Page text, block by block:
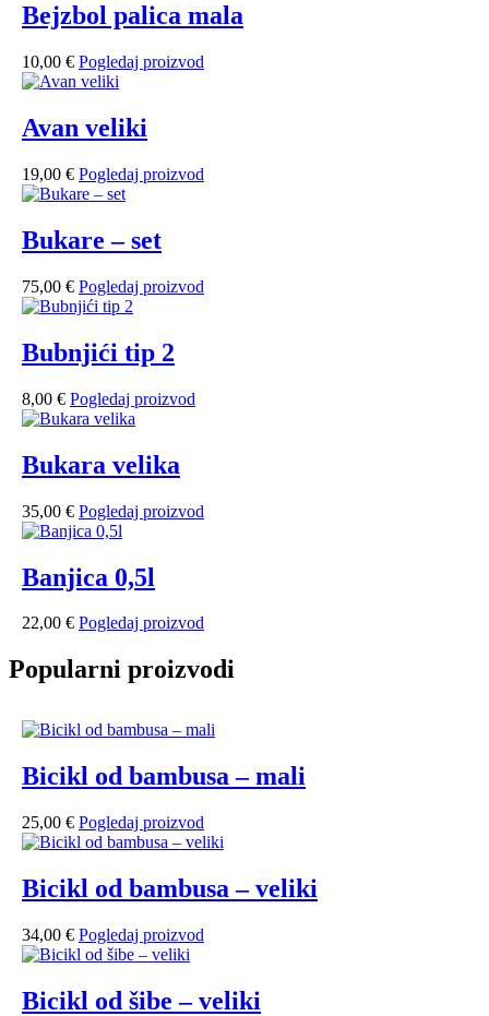
Bejzbol palica mala
10,00 € Pogledaj proizvod
Avan veliki
19,00 € Pogledaj proizvod
Bukare – set
75,00 € Pogledaj proizvod
Bubnjići tip 2
8,00 € Pogledaj proizvod
Bukara velika
35,00 € Pogledaj proizvod
Banjica 0,5l
22,00 € Pogledaj proizvod
Popularni proizvodi
Bicikl od bambusa – mali
25,00 € Pogledaj proizvod
Bicikl od bambusa – veliki
34,00 € Pogledaj proizvod
Bicikl od šibe – veliki